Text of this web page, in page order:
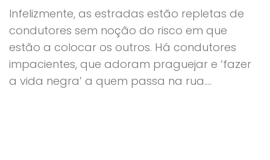
Infelizmente, as estradas estão repletas de
condutores sem noção do risco em que
estão a colocar os outros. Há condutores
impacientes, que adoram praguejar e ‘fazer
a vida negra’ a quem passa na rua....